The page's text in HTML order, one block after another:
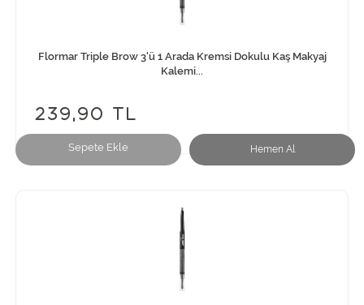
Sepete Ekle Hemen Al
Flormar Triple Brow 3'ü 1 Arada Kremsi Dokulu Kaş Makyaj
Kalemi...
239,90 TL